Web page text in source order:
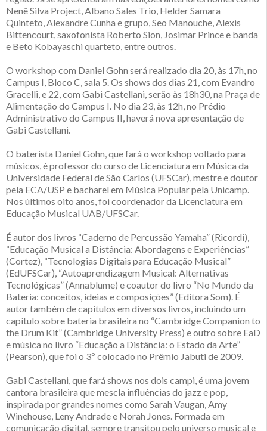
Nenê Silva Project, Albano Sales Trio, Helder Samara
Quinteto, Alexandre Cunha e grupo, Seo Manouche, Alexis
Bittencourt, saxofonista Roberto Sion, Josimar Prince e banda
e Beto Kobayaschi quarteto, entre outros.
O workshop com Daniel Gohn será realizado dia 20, às 17h, no
Campus I, Bloco C, sala 5. Os shows dos dias 21, com Evandro
Gracelli, e 22, com Gabi Castellani, serão às 18h30, na Praça de
Alimentação do Campus I. No dia 23, às 12h, no Prédio
Administrativo do Campus II, haverá nova apresentação de
Gabi Castellani.
O baterista Daniel Gohn, que fará o workshop voltado para
músicos, é professor do curso de Licenciatura em Música da
Universidade Federal de São Carlos (UFSCar), mestre e doutor
pela ECA/USP e bacharel em Música Popular pela Unicamp.
Nos últimos oito anos, foi coordenador da Licenciatura em
Educação Musical UAB/UFSCar.
É autor dos livros “Caderno de Percussão Yamaha” (Ricordi),
“Educação Musical a Distância: Abordagens e Experiências”
(Cortez), “Tecnologias Digitais para Educação Musical”
(EdUFSCar), “Autoaprendizagem Musical: Alternativas
Tecnológicas” (Annablume) e coautor do livro “No Mundo da
Bateria: conceitos, ideias e composições” (Editora Som). É
autor também de capítulos em diversos livros, incluindo um
capítulo sobre bateria brasileira no “Cambridge Companion to
the Drum Kit” (Cambridge University Press) e outro sobre EaD
e música no livro “Educação a Distância: o Estado da Arte”
(Pearson), que foi o 3º colocado no Prêmio Jabuti de 2009.
Gabi Castellani, que fará shows nos dois campi, é uma jovem
cantora brasileira que mescla influências do jazz e pop,
inspirada por grandes nomes como Sarah Vaugan, Amy
Winehouse, Leny Andrade e Norah Jones. Formada em
comunicação digital, sempre transitou pelo universo musical e